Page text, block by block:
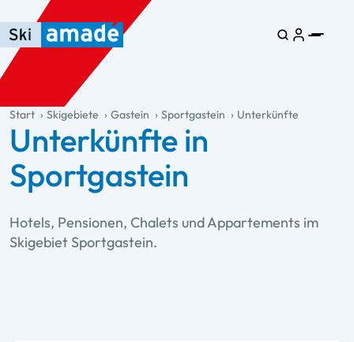
Zum Haupt-Inhalt springen
Springe zur Tabelle
Zur Haupt-Navigation springen
general.table-of-content
Start Skigebiete Gastein Sportgastein Unterkünfte
Unterkünfte in
Sportgastein
Hotels, Pensionen, Chalets und Appartements im
Skigebiet Sportgastein.